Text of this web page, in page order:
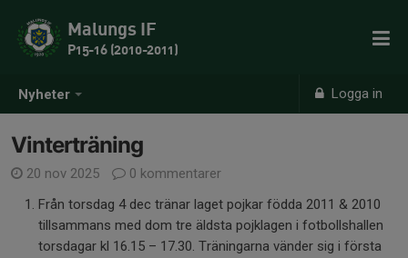
Nyheter Logga in
Malungs IF
P15-16 (2010-2011)
Vinterträning
20 nov 2025
0 kommentarer
Från torsdag 4 dec tränar laget pojkar födda 2011 & 2010
tillsammans med dom tre äldsta pojklagen i fotbollshallen
torsdagar kl 16.15 – 17.30. Träningarna vänder sig i första